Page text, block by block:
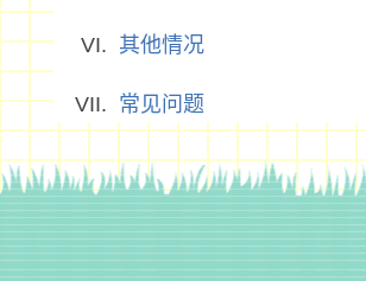
其他情况
常见问题